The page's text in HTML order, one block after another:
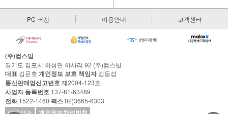
PC 버전 이용안내 고객센터
(주)컴스빌
경기도 김포시 하성면 하사리 92 (주)컴스빌
대표 김문호 개인정보 보호 책임자김동섭
통신판매업신고번호제2004-123호
사업자 등록번호 137-81-63489
전화1522-1460 팩스02)3665-6303
이용약관